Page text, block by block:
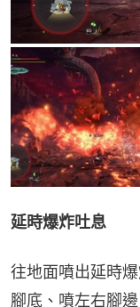
延時爆炸吐息
往地面噴出延時
腳底、噴左右腳